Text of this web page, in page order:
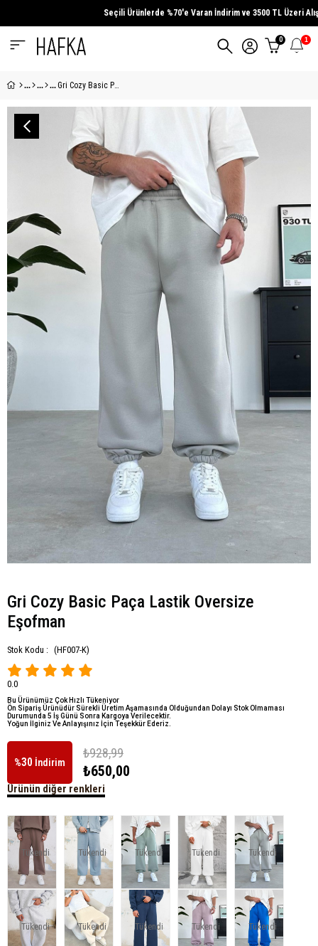
Seçili Ürünlerde%70'e Varan İndirimve3500 TL Üzeri
0 1
Gri Cozy Basic Paça Lastik Oversize Eşofman
Gri Cozy Basic Paça Lastik Oversize
Eşofman
Stok Kodu : (HF007-K)
0.0
Bu Ürünümüz Çok Hızlı Tükeniyor
Ön Sipariş Ürünüdür Sürekli Üretim Aşamasında Olduğundan Dolayı Stok Olmaması
Durumunda 5 İş Günü Sonra Kargoya Verilecektir.
Yoğun İlginiz Ve Anlayışınız İçin Teşekkür Ederiz.
%30 İndirim
₺928,99
₺650,00
Ürünün diğer renkleri
Tükendi Tükendi Tükendi Tükendi Tükendi
Tükendi Tükendi Tükendi Tükendi Tükendi